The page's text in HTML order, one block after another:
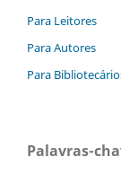
Para Leitores
Para Autores
Para
Palavras-